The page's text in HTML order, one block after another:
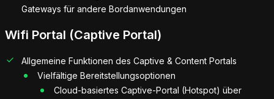
Gateways für andere Bordanwendungen
Wifi Portal (Captive Portal)
Allgemeine Funktionen des Captive & Content Portals
Vielfältige Bereitstellungsoptionen
Cloud-basiertes Captive-Portal (Hotspot) über